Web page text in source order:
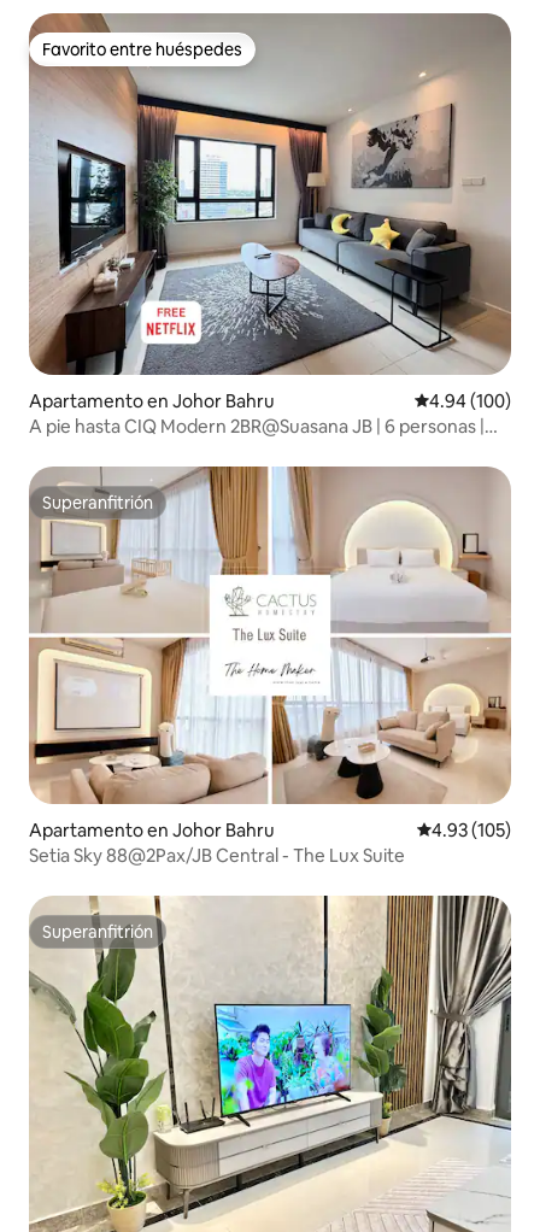
Favorito entre huéspedes
Favorito entre huéspedes
Apartamento en Johor Bahru Calificación
4.94 (100)
A pie hasta CIQ Modern 2BR@Suasana JB | 6 personas |
Superanfitrión
Superanfitrión
Apartamento en Johor Bahru Calificación
4.93 (105)
Setia Sky 88@2Pax/JB Central - The Lux Suite
Superanfitrión
Superanfitrión